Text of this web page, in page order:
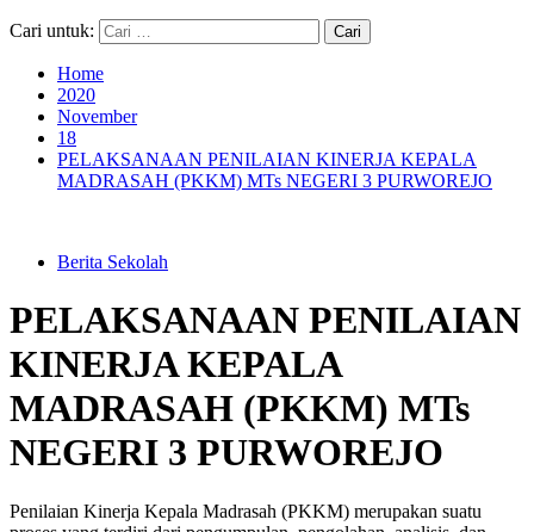
Cari untuk:
Home
2020
November
18
PELAKSANAAN PENILAIAN KINERJA KEPALA
MADRASAH (PKKM) MTs NEGERI 3 PURWOREJO
Berita Sekolah
PELAKSANAAN PENILAIAN
KINERJA KEPALA
MADRASAH (PKKM) MTs
NEGERI 3 PURWOREJO
Penilaian Kinerja Kepala Madrasah (PKKM) merupakan suatu